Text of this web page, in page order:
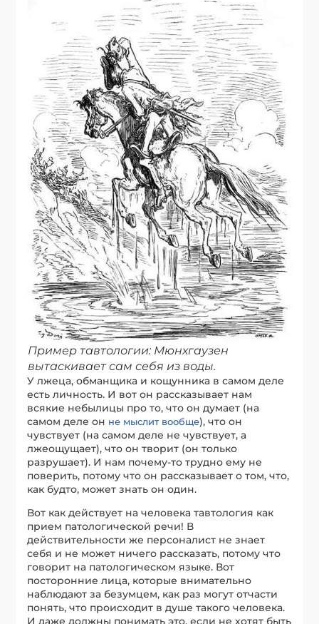
Пример тавтологии: Мюнхгаузен
вытаскивает сам себя из воды.
У лжеца, обманщика и кощунника в самом деле
есть личность. И вот он рассказывает нам
всякие небылицы про то, что он думает (на
самом деле он не мыслит вообще), что он
чувствует (на самом деле не чувствует, а
лжеощущает), что он творит (он только
разрушает). И нам почему-то трудно ему не
поверить, потому что он рассказывает о том, что,
как будто, может знать он один.
Вот как действует на человека тавтология как
прием патологической речи! В
действительности же персоналист не знает
себя и не может ничего рассказать, потому что
говорит на патологическом языке. Вот
посторонние лица, которые внимательно
наблюдают за безумцем, как раз могут отчасти
понять, что происходит в душе такого человека.
И даже должны понимать это, если не хотят быть